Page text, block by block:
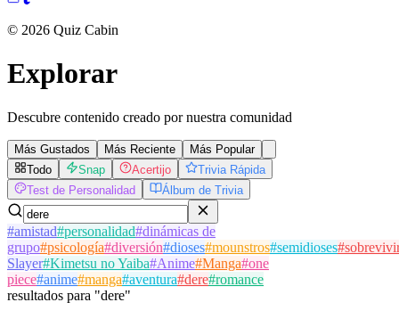
© 2026 Quiz Cabin
Explorar
Descubre contenido creado por nuestra comunidad
Más Gustados Más Reciente
Más Popular
Todo
Snap Acertijo
Trivia Rápida
Test de Personalidad
Álbum de Trivia
#amistad#personalidad#dinámicas de
grupo#psicología#diversión#dioses#mounstros#semidioses#
Slayer#Kimetsu no Yaiba#Anime#Manga#one
piece#anime#manga#aventura#dere#romance
resultados para "dere"